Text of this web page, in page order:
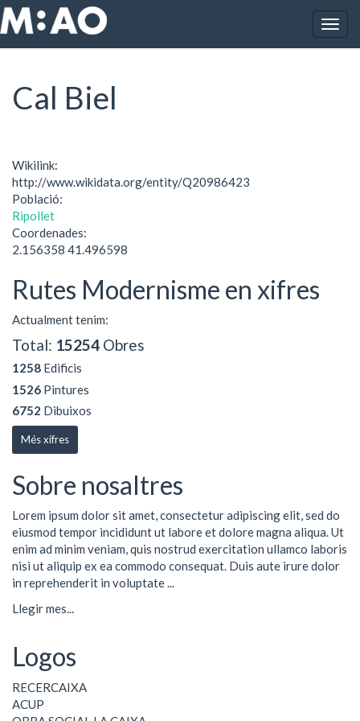
Vés al contingut
Inici Cal Biel
Cal Biel
Wikilink:
http://www.wikidata.org/entity/Q20986423
Població:
Ripollet
Coordenades:
2.156358 41.496598
Rutes Modernisme en xifres
Actualment tenim:
Total: 15254 Obres
1258 Edificis
1526 Pintures
6752 Dibuixos
Més xifres
Sobre nosaltres
Lorem ipsum dolor sit amet, consectetur adipiscing elit, sed do
eiusmod tempor incididunt ut labore et dolore magna aliqua. Ut
enim ad minim veniam, quis nostrud exercitation ullamco laboris
nisi ut aliquip ex ea commodo consequat. Duis aute irure dolor
in reprehenderit in voluptate ...
Llegir mes...
Logos
RECERCAIXA
ACUP